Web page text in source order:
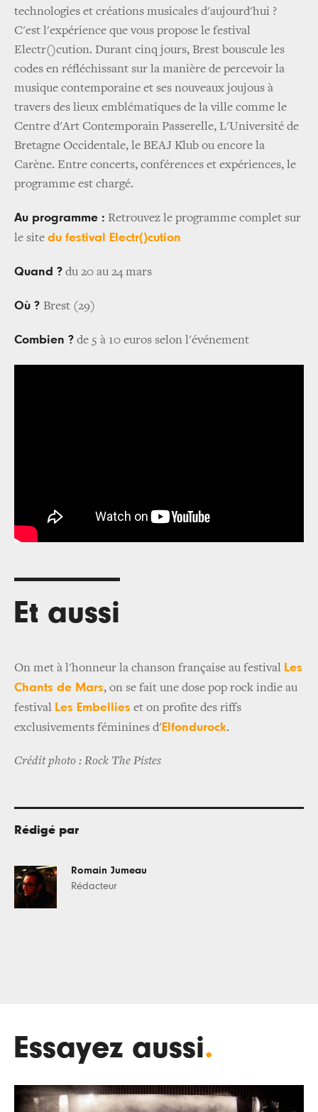
technologies et créations musicales d'aujourd'hui ?
C'est l'expérience que vous propose le festival
Electr()cution. Durant cinq jours, Brest bouscule les
codes en réfléchissant sur la manière de percevoir la
musique contemporaine et ses nouveaux joujous à
travers des lieux emblématiques de la ville comme le
Centre d'Art Contemporain Passerelle, L'Université de
Bretagne Occidentale, le BEAJ Klub ou encore la
Carène. Entre concerts, conférences et expériences, le
programme est chargé.
Au programme : Retrouvez le programme complet sur
le site du festival Electr()cution
Quand ? du 20 au 24 mars
Où ? Brest (29)
Combien ? de 5 à 10 euros selon l'événement
Et aussi
On met à l'honneur la chanson française au festival Les
Chants de Mars, on se fait une dose pop rock indie au
festival Les Embellies et on profite des riffs
exclusivements féminines d'Elfondurock.
Crédit photo : Rock The Pistes
Rédigé par
Romain Jumeau
Rédacteur
Essayez aussi.